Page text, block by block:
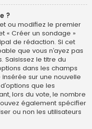
?
ou modifiez le premier
« Créer un sondage »
de rédaction. Si cet
que vous n’ayez pas
Saisissez le titre du
dans les champs
sur une nouvelle
que les
lors du vote, le nombre
également spécifier
ou non les utilisateurs